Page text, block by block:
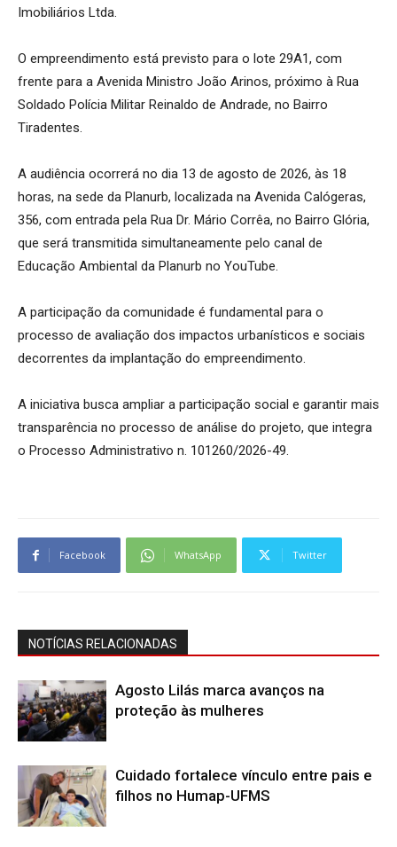
Imobiliários Ltda.
O empreendimento está previsto para o lote 29A1, com
frente para a Avenida Ministro João Arinos, próximo à Rua
Soldado Polícia Militar Reinaldo de Andrade, no Bairro
Tiradentes.
A audiência ocorrerá no dia 13 de agosto de 2026, às 18
horas, na sede da Planurb, localizada na Avenida Calógeras,
356, com entrada pela Rua Dr. Mário Corrêa, no Bairro Glória,
que será transmitida simultaneamente pelo canal de
Educação Ambiental da Planurb no YouTube.
A participação da comunidade é fundamental para o
processo de avaliação dos impactos urbanísticos e sociais
decorrentes da implantação do empreendimento.
A iniciativa busca ampliar a participação social e garantir mais
transparência no processo de análise do projeto, que integra
o Processo Administrativo n. 101260/2026-49.
Facebook WhatsApp Twitter
NOTÍCIAS RELACIONADAS
Agosto Lilás marca avanços na
proteção às mulheres
Cuidado fortalece vínculo entre pais e
filhos no Humap-UFMS